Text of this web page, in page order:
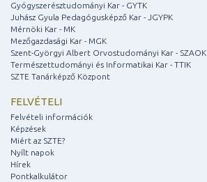
Gyógyszerésztudományi Kar - GYTK
Juhász Gyula Pedagógusképző Kar - JGYPK
Mérnöki Kar - MK
Mezőgazdasági Kar - MGK
Szent-Györgyi Albert Orvostudományi Kar - SZAOK
Természettudományi és Informatikai Kar - TTIK
SZTE Tanárképző Központ
FELVÉTELI
Felvételi információk
Képzések
Miért az SZTE?
Nyílt napok
Hírek
Pontkalkulátor